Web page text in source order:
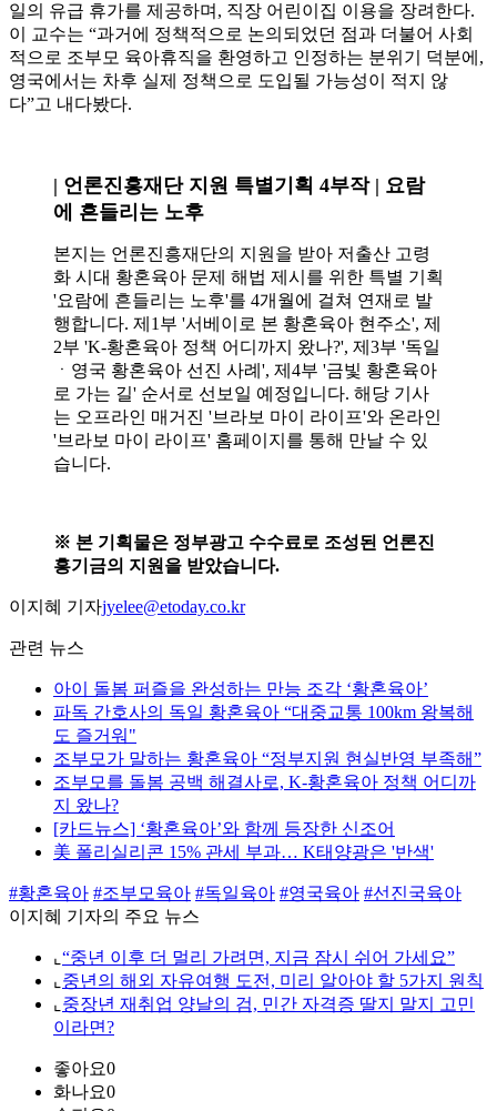
일의 유급 휴가를 제공하며, 직장 어린이집 이용을 장려한다.
이 교수는 “과거에 정책적으로 논의되었던 점과 더불어 사회
적으로 조부모 육아휴직을 환영하고 인정하는 분위기 덕분에,
영국에서는 차후 실제 정책으로 도입될 가능성이 적지 않
다”고 내다봤다.
| 언론진흥재단 지원 특별기획 4부작 | 요람
에 흔들리는 노후
본지는 언론진흥재단의 지원을 받아 저출산 고령
화 시대 황혼육아 문제 해법 제시를 위한 특별 기획
'요람에 흔들리는 노후'를 4개월에 걸쳐 연재로 발
행합니다. 제1부 '서베이로 본 황혼육아 현주소', 제
2부 'K-황혼육아 정책 어디까지 왔나?', 제3부 '독일
ㆍ영국 황혼육아 선진 사례', 제4부 '금빛 황혼육아
로 가는 길' 순서로 선보일 예정입니다. 해당 기사
는 오프라인 매거진 '브라보 마이 라이프'와 온라인
'브라보 마이 라이프' 홈페이지를 통해 만날 수 있
습니다.
※ 본 기획물은 정부광고 수수료로 조성된 언론진
흥기금의 지원을 받았습니다.
이지혜 기자jyelee@etoday.co.kr
관련 뉴스
아이 돌봄 퍼즐을 완성하는 만능 조각 ‘황혼육아’
파독 간호사의 독일 황혼육아 “대중교통 100km 왕복해
도 즐거워"
조부모가 말하는 황혼육아 “정부지원 현실반영 부족해”
조부모를 돌봄 공백 해결사로, K-황혼육아 정책 어디까
지 왔나?
[카드뉴스] ‘황혼육아’와 함께 등장한 신조어
美 폴리실리콘 15% 관세 부과… K태양광은 '반색'
#황혼육아 #조부모육아 #독일육아 #영국육아 #선진국육아
이지혜 기자의 주요 뉴스
⌞ “중년 이후 더 멀리 가려면, 지금 잠시 쉬어 가세요”
⌞ 중년의 해외 자유여행 도전, 미리 알아야 할 5가지 원칙
⌞ 중장년 재취업 양날의 검, 민간 자격증 딸지 말지 고민
이라면?
좋아요0
화나요0